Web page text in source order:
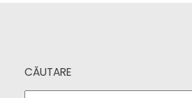
CĂUTARE